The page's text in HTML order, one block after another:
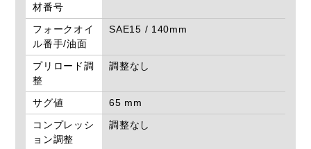
材番号
フォークオイ
ル番手/油面
SAE15 / 140mm
プリロード調
整
調整なし
サグ値
65 mm
コンプレッシ
ョン調整
調整なし